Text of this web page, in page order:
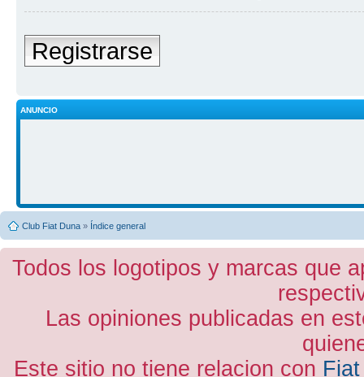
Registrarse
ANUNCIO
Club Fiat Duna » Índice general
Todos los logotipos y marcas que
Las opiniones publicadas en
Este sitio no tiene relacion con